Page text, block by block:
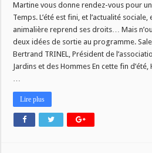
Martine vous donne rendez-vous pour
Temps. L’été est fini, et l’actualité
animalière reprend ses droits… Mais
deux idées de sortie au programme.
Bertrand TRINEL, Président de
Jardins et des Hommes En cette fin
…
Lire plus